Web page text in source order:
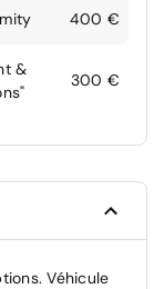
400 €
&
300 €
Véhicule